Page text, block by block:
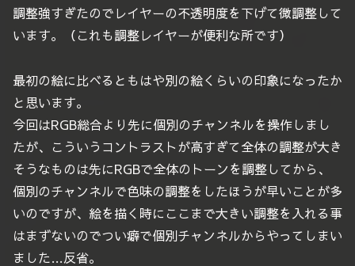
調整強すぎたのでレイヤーの不透明度を下げて微調整して
います。（これも調整レイヤーが便利な所です）
最初の絵に比べるともはや別の絵くらいの印象になったか
と思います。
今回はRGB総合より先に個別のチャンネルを操作しまし
たが、こういうコントラストが高すぎて全体の調整が大き
そうなものは先にRGBで全体のトーンを調整してから、
個別のチャンネルで色味の調整をしたほうが早いことが多
いのですが、絵を描く時にここまで大きい調整を入れる事
はまずないのでつい癖で個別チャンネルからやってしまい
ました…反省。